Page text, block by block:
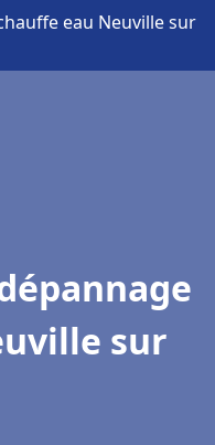
eau Neuville sur
sur